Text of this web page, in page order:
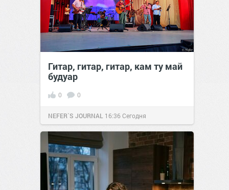
Гитар, гитар, гитар, кам ту май
будуар
0 0
NEFER`S JOURNAL 16:36Сегодня